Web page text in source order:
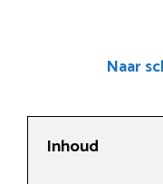
Naar
Inhoud